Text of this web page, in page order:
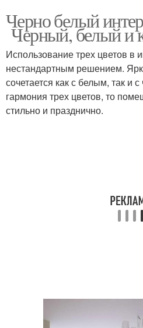
Черно белый
Черный, белый и
Использование трех цветов в
нестандартным решением.
сочетается как с белым, так и
гармония трех цветов, то
стильно и празднично.